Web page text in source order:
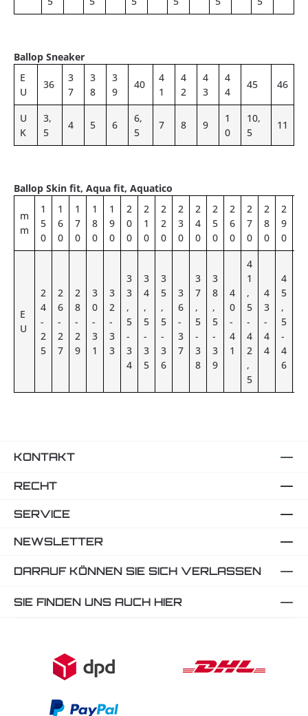
Ballop Sneaker
E
U
36
3
7
3
8
3
9
40
4
1
4
2
4
3
4
4
45 46
U
K
3,
5
4 5 6
6,
5
7 8 9
1
0
10,
5
11
Ballop Skin fit, Aqua fit, Aquatico
m
m
1
5
0
1
6
0
1
7
0
1
8
0
1
9
0
2
0
0
2
1
0
2
2
0
2
3
0
2
4
0
2
5
0
2
6
0
2
7
0
2
8
0
2
9
0
E
U
2
4
-
2
5
2
6
-
2
7
2
8
-
2
9
3
0
-
3
1
3
2
-
3
3
3
3
,
5
-
3
4
3
4
,
5
-
3
5
3
5
,
5
-
3
6
3
6
-
3
7
3
7
,
5
-
3
8
3
8
,
5
-
3
9
4
0
-
4
1
4
1
,
5
-
4
2
,
5
4
3
-
4
4
4
5
,
5
-
4
6
KONTAKT
RECHT
SERVICE
NEWSLETTER
DARAUF KÖNNEN SIE SICH VERLASSEN
SIE FINDEN UNS AUCH HIER